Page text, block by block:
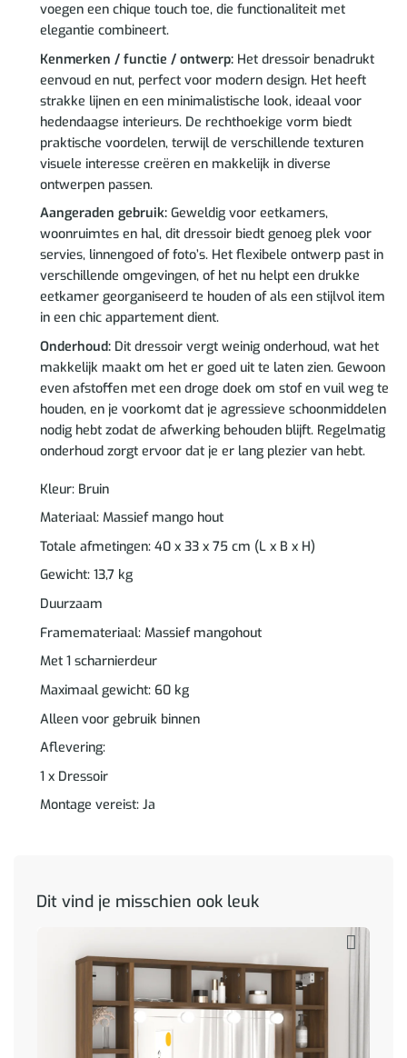
voegen een chique touch toe, die functionaliteit met
elegantie combineert.
Kenmerken / functie / ontwerp:Het dressoir benadrukt
eenvoud en nut, perfect voor modern design. Het heeft
strakke lijnen en een minimalistische look, ideaal voor
hedendaagse interieurs. De rechthoekige vorm biedt
praktische voordelen, terwijl de verschillende texturen
visuele interesse creëren en makkelijk in diverse
ontwerpen passen.
Aangeraden gebruik:Geweldig voor eetkamers,
woonruimtes en hal, dit dressoir biedt genoeg plek voor
servies, linnengoed of foto’s. Het flexibele ontwerp past in
verschillende omgevingen, of het nu helpt een drukke
eetkamer georganiseerd te houden of als een stijlvol item
in een chic appartement dient.
Onderhoud:Dit dressoir vergt weinig onderhoud, wat het
makkelijk maakt om het er goed uit te laten zien. Gewoon
even afstoffen met een droge doek om stof en vuil weg te
houden, en je voorkomt dat je agressieve schoonmiddelen
nodig hebt zodat de afwerking behouden blijft. Regelmatig
onderhoud zorgt ervoor dat je er lang plezier van hebt.
Kleur: Bruin
Materiaal: Massief mango hout
Totale afmetingen: 40 x 33 x 75 cm (L x B x H)
Gewicht: 13,7 kg
Duurzaam
Framemateriaal: Massief mangohout
Met 1 scharnierdeur
Maximaal gewicht: 60 kg
Alleen voor gebruik binnen
Aflevering:
1 x Dressoir
Montage vereist: Ja
Dit vind je misschien ook leuk